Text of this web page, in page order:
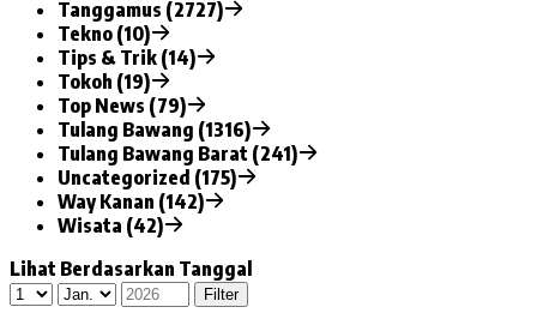
Tanggamus (2727)
Tekno (10)
Tips & Trik (14)
Tokoh (19)
Top News (79)
Tulang Bawang (1316)
Tulang Bawang Barat (241)
Uncategorized (175)
Way Kanan (142)
Wisata (42)
Lihat Berdasarkan Tanggal